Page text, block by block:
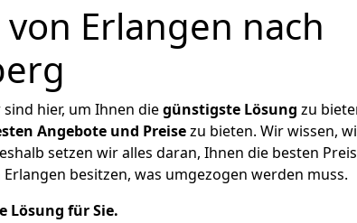
Erlangen nach
hier, um Ihnen diegünstigste Lösung zu
Angebote und Preisezu bieten. Wir wissen,
setzen wir alles daran, Ihnen die besten
besitzen, was umgezogen werden muss.
Lösung für Sie.